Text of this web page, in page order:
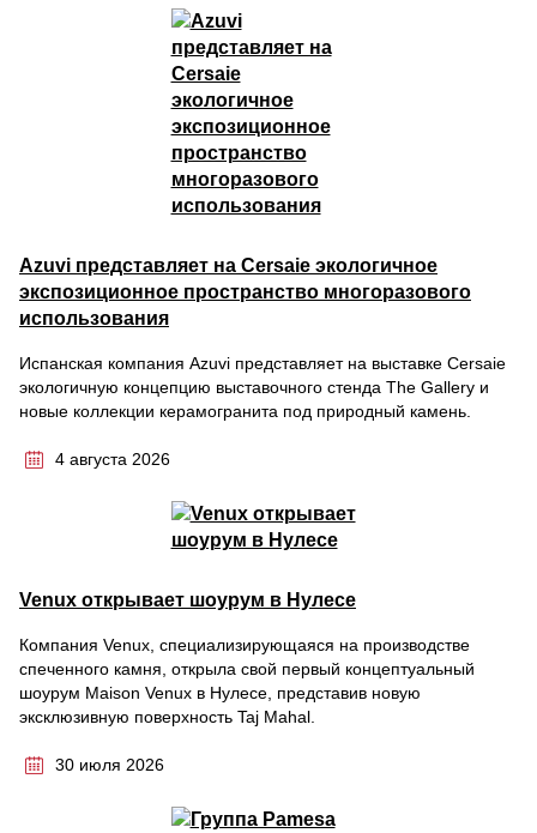
Azuvi представляет на Cersaie экологичное
экспозиционное пространство многоразового
использования
Испанская компания Azuvi представляет на выставке Cersaie
экологичную концепцию выставочного стенда The Gallery и
новые коллекции керамогранита под природный камень.
4 августа 2026
Venux открывает шоурум в Нулесе
Компания Venux, специализирующаяся на производстве
спеченного камня, открыла свой первый концептуальный
шоурум Maison Venux в Нулесе, представив новую
эксклюзивную поверхность Taj Mahal.
30 июля 2026